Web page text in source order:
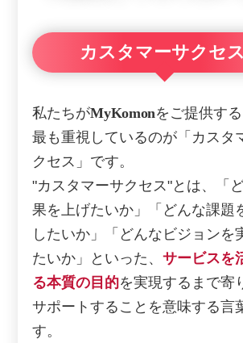
カスタマーサクセス
私たちがMyKomonをご提供す
最も重視しているのが「カスタ
クセス」です。
"カスタマーサクセス"とは、「
果を上げたいか」「どんな課題
したいか」「どんなビジョンを
たいか」といった、サービスを
る本質の目的を実現するまで寄
サポートすることを意味する言
す。